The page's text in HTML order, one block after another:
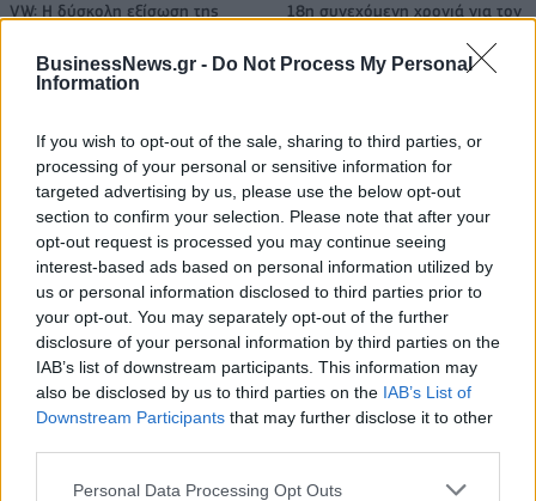
BusinessNews.gr - Do Not Process My Personal
Information
If you wish to opt-out of the sale, sharing to third parties, or
processing of your personal or sensitive information for
targeted advertising by us, please use the below opt-out
section to confirm your selection. Please note that after your
opt-out request is processed you may continue seeing
interest-based ads based on personal information utilized by
us or personal information disclosed to third parties prior to
your opt-out. You may separately opt-out of the further
disclosure of your personal information by third parties on the
IAB’s list of downstream participants. This information may
also be disclosed by us to third parties on the IAB’s List of
Downstream Participants that may further disclose it to other
Personal Data Processing Opt Outs
VW: Η δύσκολη εξίσωση της
18η συνεχόμενη χρονιά για τον
FTSE4Good
Alpha Bank: Για πρώτη φορά το Αρχαίο Θέατρο Επιδαύρου άνοιξε τις
πύλες του σε όλους
ESG Report 2025: Πώς η ΑΒ Βασιλόπουλος μετατρέπει τη
βιωσιμότητα σε καθημερινή πράξη
ΠΕΡΙΣΣΌΤΕΡΑ ΣΕ ΑΥΤΉ ΤΗΝ ΚΑΤΗΓΟΡΊΑ